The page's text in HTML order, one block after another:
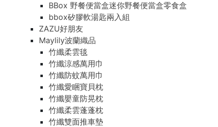
BBox 野餐便當盒迷你野餐便當盒零食盒
bbox矽膠軟湯匙兩入組
ZAZU好朋友
Maylily波蘭織品
竹纖柔雲毯
竹纖涼感萬用巾
竹纖防蚊萬用巾
竹纖愛睏寶貝枕
竹纖嬰童防晃枕
竹纖柔雲蓬蓬枕
竹纖雙面推車墊